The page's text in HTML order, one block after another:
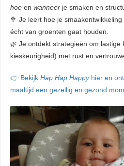
hoe en wanneer je smaken en
🥦 Je leert hoe je
écht van groenten gaat houden.
🌿 Je ontdekt strategieën om lastige
kieskeurigheid) met rust en
👉 Bekijk Hap Hap Happyhier en
maaltijd een gezellig en gezond